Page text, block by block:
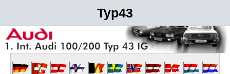
Typ43